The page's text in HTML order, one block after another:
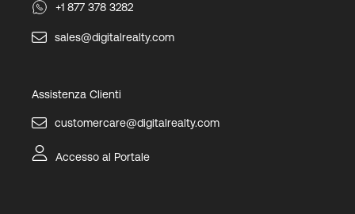
+1 877 378 3282
sales@digitalrealty.com
Assistenza Clienti
customercare@digitalrealty.com
Accesso al Portale